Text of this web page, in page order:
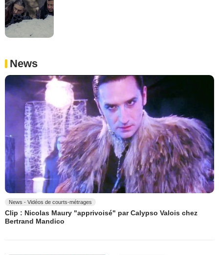
News
News - Vidéos de courts-métrages
Clip : Nicolas Maury "apprivoisé" par Calypso Valois chez
Bertrand Mandico